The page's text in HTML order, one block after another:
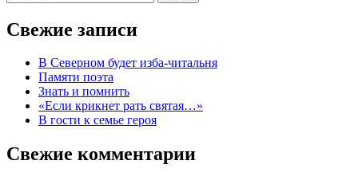
Свежие записи
В Северном будет изба-читальня
Памяти поэта
Знать и помнить
«Если крикнет рать святая…»
В гости к семье героя
Свежие комментарии